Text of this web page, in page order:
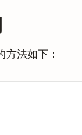
法如下：